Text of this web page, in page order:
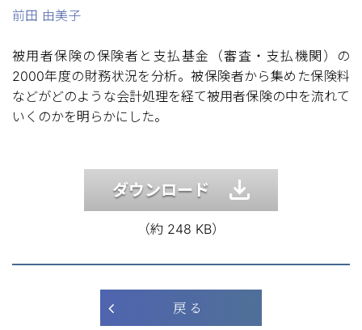
前田 由美子
被用者保険の保険者と支払基金（審査・支払機関）の
2000年度の財務状況を分析。被保険者から集めた保険料
などがどのような会計処理を経て被用者保険の中を流れて
いくのかを明らかにした。
ダウンロード
（約 248 KB）
戻 る